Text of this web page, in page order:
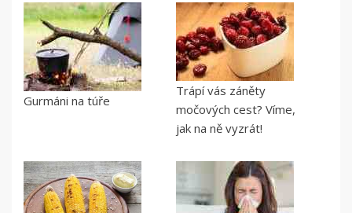
Gurmáni na túře
Trápí vás záněty
močových cest? Víme,
jak na ně vyzrát!